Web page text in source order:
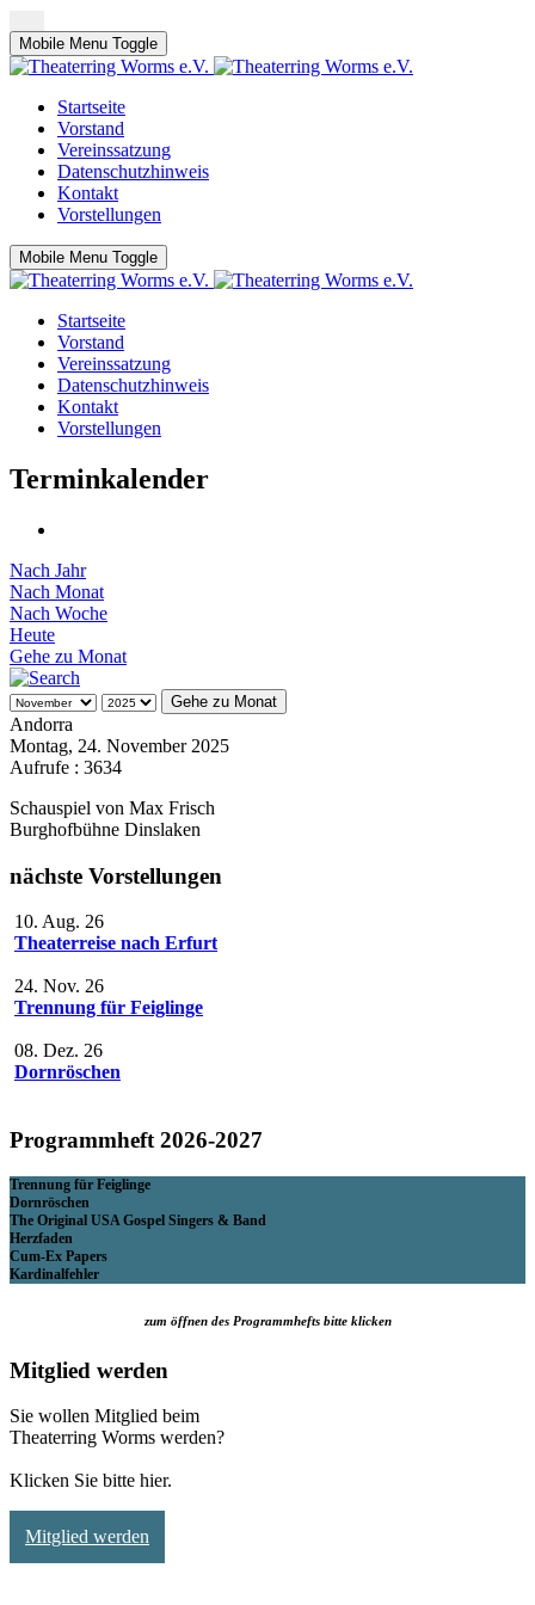
Mobile Menu Toggle
Startseite
Vorstand
Vereinssatzung
Datenschutzhinweis
Kontakt
Vorstellungen
Mobile Menu Toggle
Startseite
Vorstand
Vereinssatzung
Datenschutzhinweis
Kontakt
Vorstellungen
Terminkalender
Nach Jahr
Nach Monat
Nach Woche
Heute
Gehe zu Monat
Gehe zu Monat
Andorra
Montag, 24. November 2025
Aufrufe : 3634
Schauspiel von Max Frisch
Burghofbühne Dinslaken
nächste Vorstellungen
10. Aug. 26
Theaterreise nach Erfurt
24. Nov. 26
Trennung für Feiglinge
08. Dez. 26
Dornröschen
Programmheft 2026-2027
Trennung für Feiglinge
Dornröschen
The Original USA Gospel Singers & Band
Herzfaden
Cum-Ex Papers
Kardinalfehler
zum öffnen des Programmhefts bitte klicken
Mitglied werden
Sie wollen Mitglied beim
Theaterring Worms werden?
Klicken Sie bitte hier.
Mitglied werden